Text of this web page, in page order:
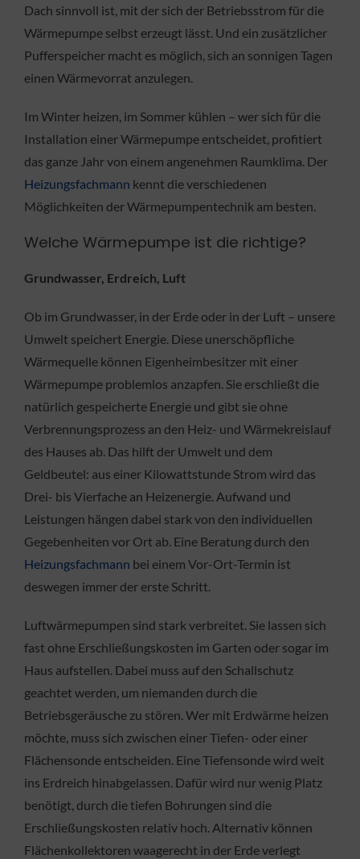
Dach sinnvoll ist, mit der sich der Betriebsstrom für die
Wärmepumpe selbst erzeugt lässt. Und ein zusätzlicher
Pufferspeicher macht es möglich, sich an sonnigen Tagen
einen Wärmevorrat anzulegen.
Im Winter heizen, im Sommer kühlen – wer sich für die
Installation einer Wärmepumpe entscheidet, profitiert
das ganze Jahr von einem angenehmen Raumklima. Der
Heizungsfachmann kennt die verschiedenen
Möglichkeiten der Wärmepumpentechnik am besten.
Welche Wärmepumpe ist die richtige?
Grundwasser, Erdreich, Luft
Ob im Grundwasser, in der Erde oder in der Luft – unsere
Umwelt speichert Energie. Diese unerschöpfliche
Wärmequelle können Eigenheimbesitzer mit einer
Wärmepumpe problemlos anzapfen. Sie erschließt die
natürlich gespeicherte Energie und gibt sie ohne
Verbrennungsprozess an den Heiz- und Wärmekreislauf
des Hauses ab. Das hilft der Umwelt und dem
Geldbeutel: aus einer Kilowattstunde Strom wird das
Drei- bis Vierfache an Heizenergie. Aufwand und
Leistungen hängen dabei stark von den individuellen
Gegebenheiten vor Ort ab. Eine Beratung durch den
Heizungsfachmann bei einem Vor-Ort-Termin ist
deswegen immer der erste Schritt.
Luftwärmepumpen sind stark verbreitet. Sie lassen sich
fast ohne Erschließungskosten im Garten oder sogar im
Haus aufstellen. Dabei muss auf den Schallschutz
geachtet werden, um niemanden durch die
Betriebsgeräusche zu stören. Wer mit Erdwärme heizen
möchte, muss sich zwischen einer Tiefen- oder einer
Flächensonde entscheiden. Eine Tiefensonde wird weit
ins Erdreich hinabgelassen. Dafür wird nur wenig Platz
benötigt, durch die tiefen Bohrungen sind die
Erschließungskosten relativ hoch. Alternativ können
Flächenkollektoren waagerecht in der Erde verlegt